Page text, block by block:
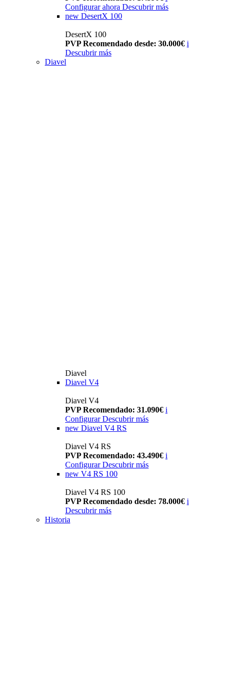
Configurar ahora Descubrir más
new DesertX 100
DesertX 100
PVP Recomendado desde: 30.000€ i
Descubrir más
Diavel
Diavel
Diavel V4
Diavel V4
PVP Recomendado: 31.090€ i
Configurar Descubrir más
new Diavel V4 RS
Diavel V4 RS
PVP Recomendado: 43.490€ i
Configurar Descubrir más
new V4 RS 100
Diavel V4 RS 100
PVP Recomendado desde: 78.000€ i
Descubrir más
Historia